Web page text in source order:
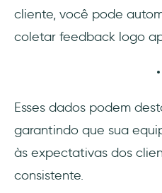
cliente, você pode
coletar feedback logo
Esses dados podem
garantindo que sua
às expectativas dos
consistente.